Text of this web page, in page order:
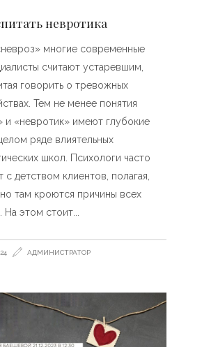
невротика
многие современные
считают устаревшим,
говорить о тревожных
Тем не менее понятия
и «невротик» имеют глубокие
ряде влиятельных
школ. Психологи часто
с детством клиентов, полагая,
там кроются причины всех
На этом стоит
АДМИНИСТРАТОР